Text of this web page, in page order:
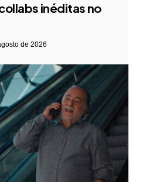
inéditas no
de 2026